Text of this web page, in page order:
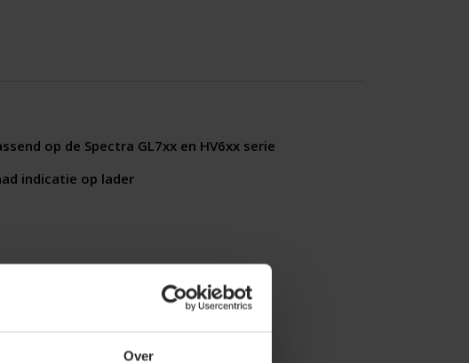
Over
op de Spectra GL7xx en HV6xx serie
indicatie op lader